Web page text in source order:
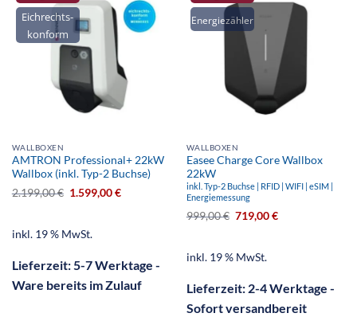
Eichrechts-
konform
WALLBOXEN
AMTRON Professional+ 22kW
Wallbox (inkl. Typ-2 Buchse)
2.199,00€ 1.599,00€
inkl. 19 % MwSt.
Lieferzeit:5-7 Werktage -
Ware bereits im Zulauf
Energiezähler
WALLBOXEN
Easee Charge Core Wallbox
22kW
inkl. Typ-2 Buchse | RFID | WIFI | eSIM |
Energiemessung
999,00€ 719,00€
inkl. 19 % MwSt.
Lieferzeit: 2-4 Werktage -
Sofort versandbereit